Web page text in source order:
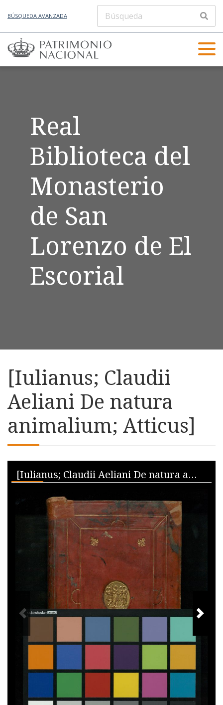
BÚSQUEDA AVANZADA
Real
Biblioteca del
Monasterio
de San
Lorenzo de El
Escorial
[Iulianus; Claudii
Aeliani De natura
animalium; Atticus]
Media Viewer [Iulianus; Claudii Aeliani De natura animalium; Atticus]